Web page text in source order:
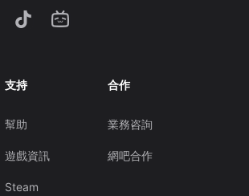
支持
幫助
遊戲資訊
Steam
合作
業務咨詢
網吧合作